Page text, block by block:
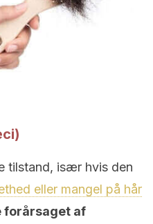
tilstand, især hvis den
eller mangel på hår
forårsaget af